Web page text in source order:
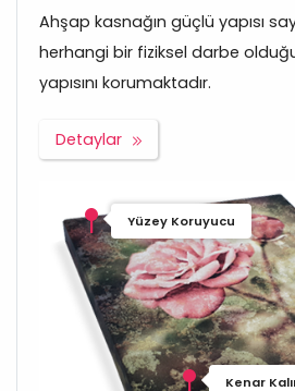
Ahşap kasnağın güçlü yapısı
herhangi bir fiziksel darbe
yapısını korumaktadır.
Detaylar
Yüzey Koruyucu
Kenar